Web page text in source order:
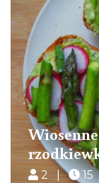
2 | 15